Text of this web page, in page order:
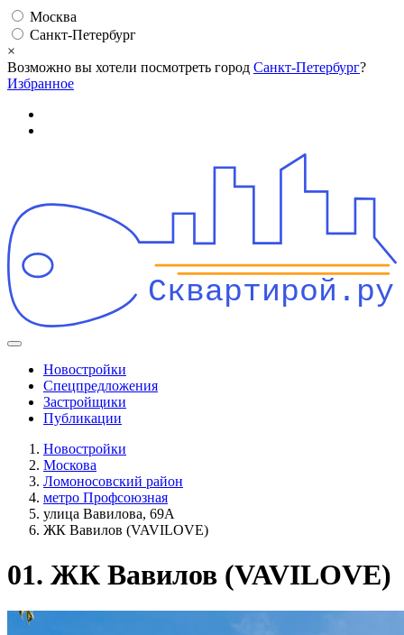
Москва
Санкт-Петербург
×
Возможно вы хотели посмотреть город Санкт-Петербург?
Избранное
Сквартирой.ру
Новостройки
Спецпредложения
Застройщики
Публикации
Новостройки
Москова
Ломоносовский район
метро Профсоюзная
улица Вавилова, 69А
ЖК Вавилов (VAVILOVE)
01. ЖК Вавилов (VAVILOVE)